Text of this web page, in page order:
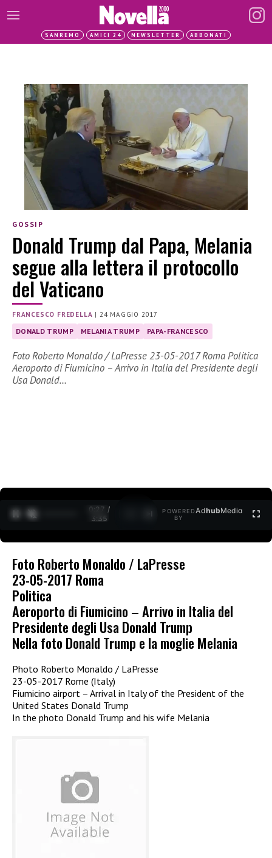
SANREMO AMICI 24 NEWSLETTER ABBONATI
GOSSIP
Donald Trump dal Papa, Melania
segue alla lettera il protocollo
del Vaticano
FRANCESCO FREDELLA | 24 MAGGIO 2017
DONALD TRUMP MELANIA TRUMP PAPA-FRANCESCO
Foto Roberto Monaldo / LaPresse 23-05-2017 Roma Politica
Aeroporto di Fiumicino – Arrivo in Italia del Presidente degli
Usa Donald…
0:27 /
3:35
POWERED
BY
AdhubMedia
Foto Roberto Monaldo / LaPresse
23-05-2017 Roma
Politica
Aeroporto di Fiumicino – Arrivo in Italia del
Presidente degli Usa Donald Trump
Nella foto Donald Trump e la moglie Melania
Photo Roberto Monaldo / LaPresse
23-05-2017 Rome (Italy)
Fiumicino airport – Arrival in Italy of the President of the
United States Donald Trump
In the photo Donald Trump and his wife Melania